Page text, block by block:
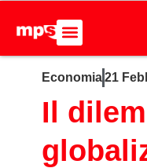
Economia21
Il